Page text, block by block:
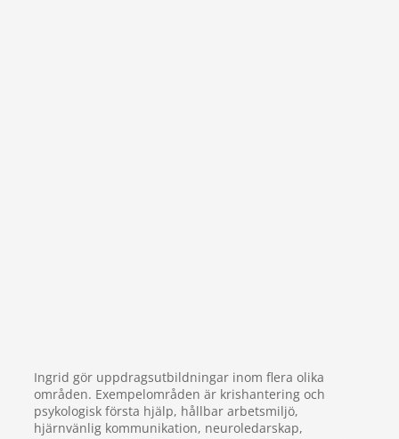
Ingrid gör uppdragsutbildningar inom flera olika
områden. Exempelområden är krishantering och
psykologisk första hjälp, hållbar arbetsmiljö,
hjärnvänlig kommunikation, neuroledarskap,